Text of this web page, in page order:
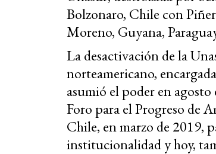
Bolzonaro, Chile con
Moreno, Guyana,
La desactivación de la
norteamericano,
asumió el poder en
Foro para el Progreso de
Chile, en marzo de 2019,
institucionalidad y hoy,